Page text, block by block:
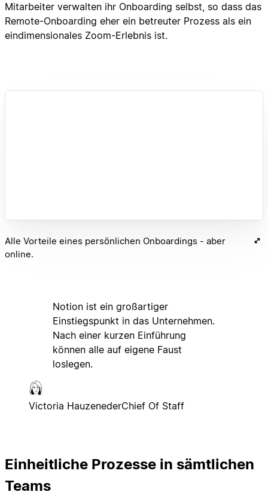
Mitarbeiter verwalten ihr Onboarding selbst, so dass das
Remote-Onboarding eher ein betreuter Prozess als ein
eindimensionales Zoom-Erlebnis ist.
Alle Vorteile eines persönlichen Onboardings - aber
online.
Notion ist ein großartiger
Einstiegspunkt in das Unternehmen.
Nach einer kurzen Einführung
können alle auf eigene Faust
loslegen.
Victoria HauzenederChief Of Staff
Einheitliche Prozesse in sämtlichen
Teams